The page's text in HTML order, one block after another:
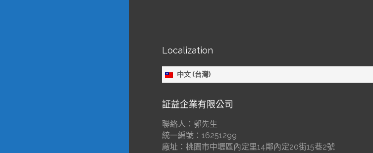
Localization
中文 (台灣)
証益企業有限公司
聯絡人：郭先生
統一編號：16251299
廠址：桃園市中壢區內定里14鄰內定20街15巷2號